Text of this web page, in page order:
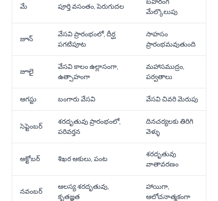
మే పూర్తి వసంతం, పెరుగుదల
మేల్కొలుపు
జూన్
వేసవి ప్రారంభంలో, దీర్ఘ
పగటిపూట
సాహసం
ప్రారంభమవుతుంది
జూలై
వేసవి కాలం ఉల్లాసంగా,
ఉత్సాహంగా
మహాసముద్రం,
పర్వతాలు
ఆగస్టు బంగారు వేసవి వేసవి చివరి మెరుపు
సెప్టెంబర్
శరదృతువు ప్రారంభంలో,
పరివర్తన
దినచర్యలకు తిరిగి
వెళ్ళు
అక్టోబర్ శిఖర ఆకులు, పంట
శరదృతువు
వాతావరణం
నవంబర్
ఆలస్య శరదృతువు,
కృతజ్ఞత
హాయిగా,
ఆలోచనాత్మకంగా